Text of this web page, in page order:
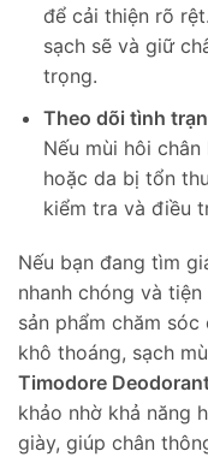
để cải thiện rõ
sạch sẽ và giữ
trọng.
Theo dõi tình
Nếu mùi hôi
hoặc da bị tổn
kiểm tra và điều
Nếu bạn đang tìm
nhanh chóng và
sản phẩm chăm
khô thoáng, sạch
Timodore
khảo nhờ khả năng
giày, giúp chân